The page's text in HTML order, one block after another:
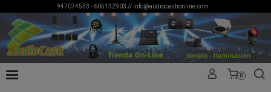
947074533 - 605132903 // info@audiocashonline.com
0